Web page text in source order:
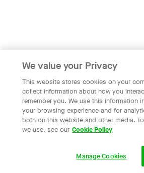
We value your Privacy
This website stores cookies on your
collect information about how you
remember you. We use this information
your browsing experience and for
both on this website and other media.
we use, see our Cookie Policy
Manage Cookies